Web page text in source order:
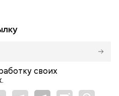
своих